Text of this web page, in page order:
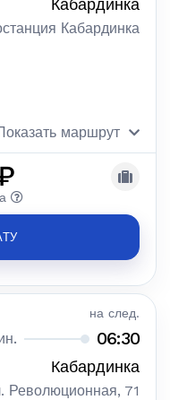
Кабардинка
Кабардинка
маршрут
на след.
06:30
Кабардинка
Революционная, 71